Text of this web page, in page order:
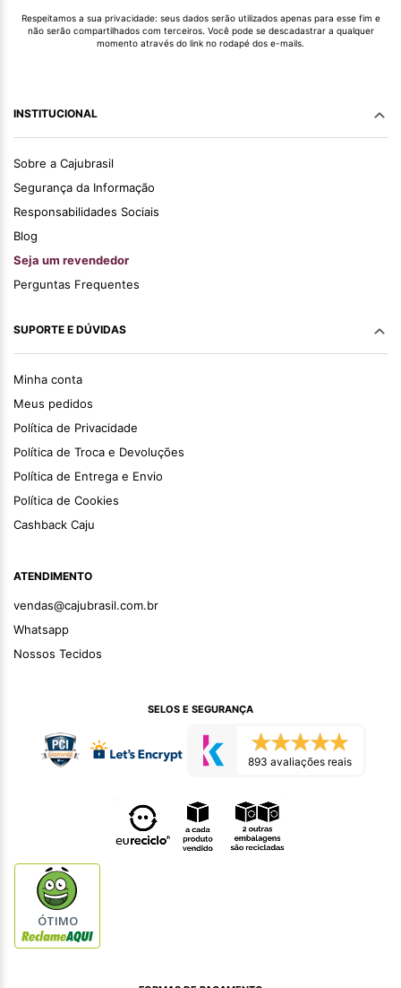
Respeitamos a sua privacidade: seus dados serão utilizados apenas para esse fim e
não serão compartilhados com terceiros. Você pode se descadastrar a qualquer
momento através do link no rodapé dos e-mails.
INSTITUCIONAL
Sobre a Cajubrasil
Segurança da Informação
Responsabilidades Sociais
Blog
Seja um revendedor
Perguntas Frequentes
SUPORTE E DÚVIDAS
Minha conta
Meus pedidos
Política de Privacidade
Política de Troca e Devoluções
Política de Entrega e Envio
Política de Cookies
Cashback Caju
ATENDIMENTO
vendas@cajubrasil.com.br
Whatsapp
Nossos Tecidos
SELOS E SEGURANÇA
893 avaliações reais
ÓTIMO